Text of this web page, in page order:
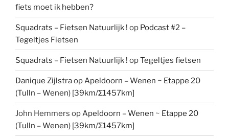
fiets moet ik hebben?
Squadrats – Fietsen Natuurlijk ! op Podcast #2 –
Tegeltjes Fietsen
Squadrats – Fietsen Natuurlijk ! opTegeltjes fietsen
Danique ZijlstraopApeldoorn – Wenen ~ Etappe 20
(Tulln – Wenen) [39km/Σ1457km]
John Hemmers opApeldoorn – Wenen ~ Etappe 20
(Tulln – Wenen) [39km/Σ1457km]